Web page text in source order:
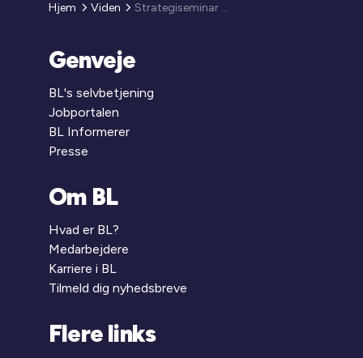
Hjem Viden Strategiseminar for organisationsbestyrelser
Genveje
BL's selvbetjening
Jobportalen
BL Informerer
Presse
Om BL
Hvad er BL?
Medarbejdere
Karriere i BL
Tilmeld dig nyhedsbreve
Flere links